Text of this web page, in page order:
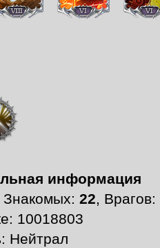
информация
Знакомых: 22, Врагов:
10018803
Нейтрал